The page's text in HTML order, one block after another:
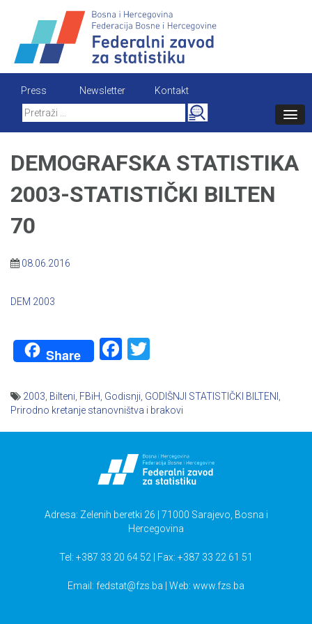
content
Press Newsletter
Kontakt
Search
for:
DEMOGRAFSKA STATISTIKA
2003-STATISTIČKI BILTEN
70
08.06.2016
DEM 2003
Share Facebook
2003 Bilteni FBiH Godisnji GODIŠNJI STATISTIČKI BILTENI
Prirodno kretanje stanovništva i brakovi
Adresa: Zelenih beretki 26 | 71000 Sarajevo, Bosna i
Hercegovina
Tel: +387 33 20 64 52 | Fax: +387 33 22 61 51
Email: fedstat@fzs.ba | Web: www.fzs.ba